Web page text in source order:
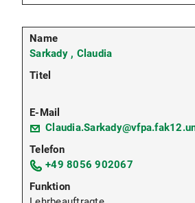
Sarkady , Claudia
+49 8056 902067